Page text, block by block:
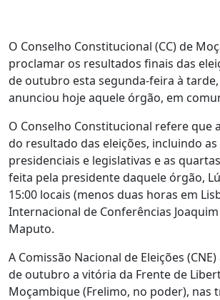
O Conselho Constitucional (CC) de
proclamar os resultados finais das
de outubro esta segunda-feira à
anunciou hoje aquele órgão, em
O Conselho Constitucional refere que
do resultado das eleições, incluindo as
presidenciais e legislativas e as
feita pela presidente daquele órgão,
15:00 locais (menos duas horas em
Internacional de Conferências
Maputo.
A Comissão Nacional de Eleições
de outubro a vitória da Frente de
Moçambique (Frelimo, no poder), nas